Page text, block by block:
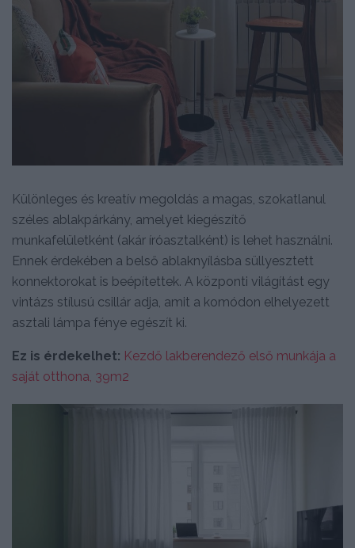
Különleges és kreatív megoldás a magas, szokatlanul
széles ablakpárkány, amelyet kiegészítő
munkafelületként (akár íróasztalként) is lehet használni.
Ennek érdekében a belső ablaknyílásba süllyesztett
konnektorokat is beépítettek. A központi világítást egy
vintázs stílusú csillár adja, amit a komódon elhelyezett
asztali lámpa fénye egészít ki.
Ez is érdekelhet: Kezdő lakberendező első munkája a
saját otthona, 39m2